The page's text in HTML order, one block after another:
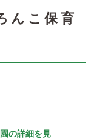
んこ保育
の詳細を見